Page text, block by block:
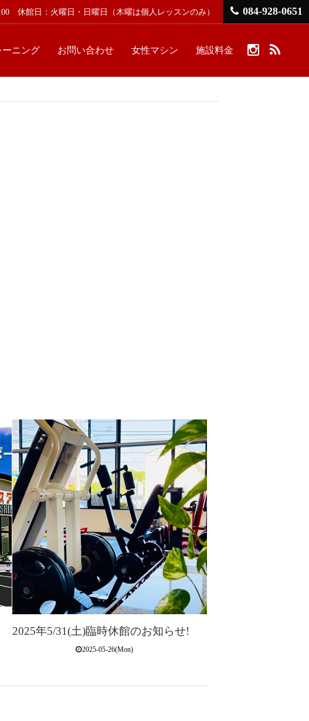
休館日：火曜日・日曜日 （木曜は個人レッスンのみ） 084-928-0651
ーニング お問い合わせ 女性マシン 施設料金
2025年5/31(土)臨時休館のお知らせ!
2025-05-26(Mon)